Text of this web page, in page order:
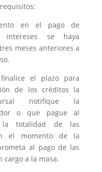
en el pago de
intereses se haya
meses anteriores a
el plazo para
de los créditos la
notifique la
o que pague al
la totalidad de las
el momento de la
al pago de las
cargo a la masa.